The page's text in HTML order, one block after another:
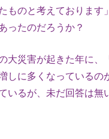
のと考えております
ったのだろうか？
大災害が起きた年に、
しに多くなっているの
いるが、未だ回答は無